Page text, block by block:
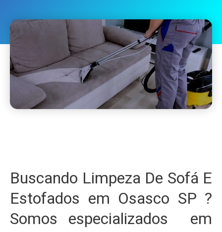
Buscando Limpeza De Sofá E
Estofados em Osasco SP ?
Somos especializados em